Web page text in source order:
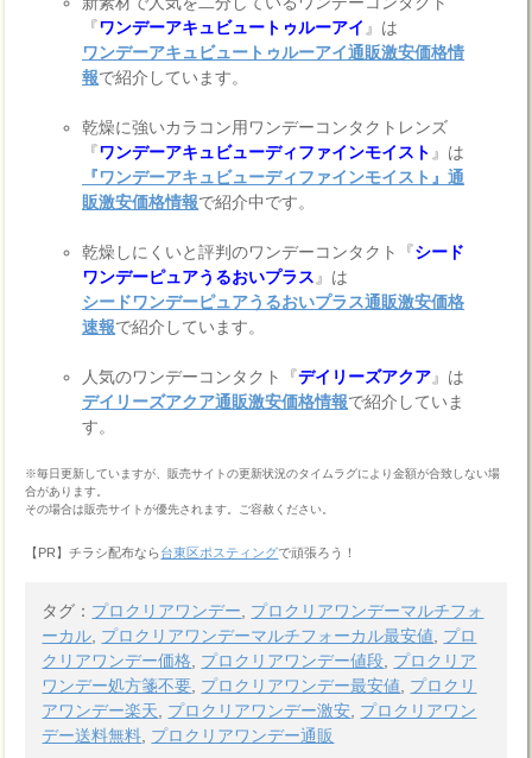
『ワンデーアキュビュートゥルーアイ 』は
ワンデーアキュビュートゥルーアイ通販激安価格情
報で紹介しています。
乾燥に強いカラコン用ワンデーコンタクトレンズ
『ワンデーアキュビューディファインモイスト 』は
『ワンデーアキュビューディファインモイスト』通
販激安価格情報で紹介中です。
乾燥しにくいと評判のワンデーコンタクト『シード
ワンデーピュアうるおいプラス 』は
シードワンデーピュアうるおいプラス通販激安価格
速報で紹介しています。
人気のワンデーコンタクト『デイリーズアクア』は
デイリーズアクア通販激安価格情報で紹介していま
す。
※毎日更新していますが、販売サイトの更新状況のタイムラグにより金額が合致しない場
合があります。
その場合は販売サイトが優先されます。ご容赦ください。
【PR】チラシ配布なら台東区ポスティングで頑張ろう！
タグ： プロクリアワンデー
プロクリアワンデーマルチフォ
ーカル プロクリアワンデーマルチフォーカル最安値
プロ
クリアワンデー価格
プロクリアワンデー値段 プロクリア
ワンデー処方箋不要 プロクリアワンデー最安値
プロクリ
アワンデー楽天
プロクリアワンデー激安 プロクリアワン
デー送料無料 プロクリアワンデー通販